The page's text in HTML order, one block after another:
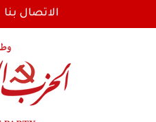
الاتصال بنا